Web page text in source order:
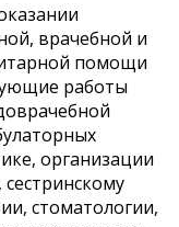
врачебной и
помощи
работы
организации
сестринскому
стоматологии,